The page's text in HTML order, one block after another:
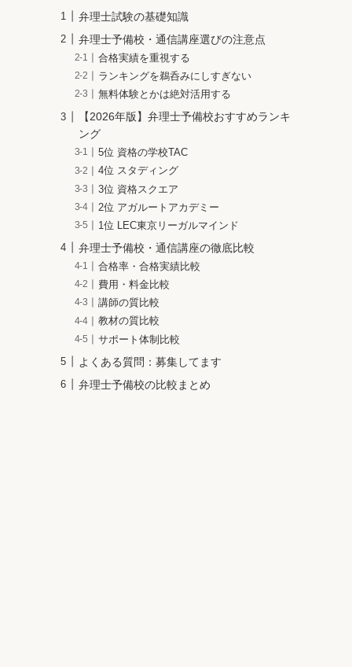
弁理士試験の基礎知識
弁理士予備校・通信講座選びの注意点
合格実績を重視する
ランキングを鵜呑みにしすぎない
無料体験とかは絶対活用する
【2026年版】弁理士予備校おすすめランキ
ング
5位 資格の学校TAC
4位 スタディング
3位 資格スクエア
2位 アガルートアカデミー
1位 LEC東京リーガルマインド
弁理士予備校・通信講座の徹底比較
合格率・合格実績比較
費用・料金比較
講師の質比較
教材の質比較
サポート体制比較
よくある質問：募集してます
弁理士予備校の比較まとめ